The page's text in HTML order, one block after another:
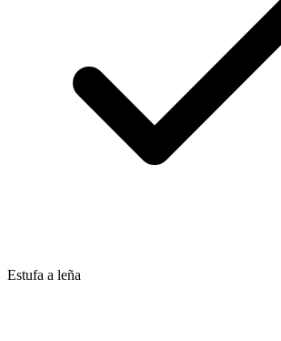
Estufa a leña